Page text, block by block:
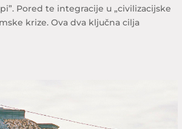
Pored te integracije u „civilizacijske
krize. Ova dva ključna cilja